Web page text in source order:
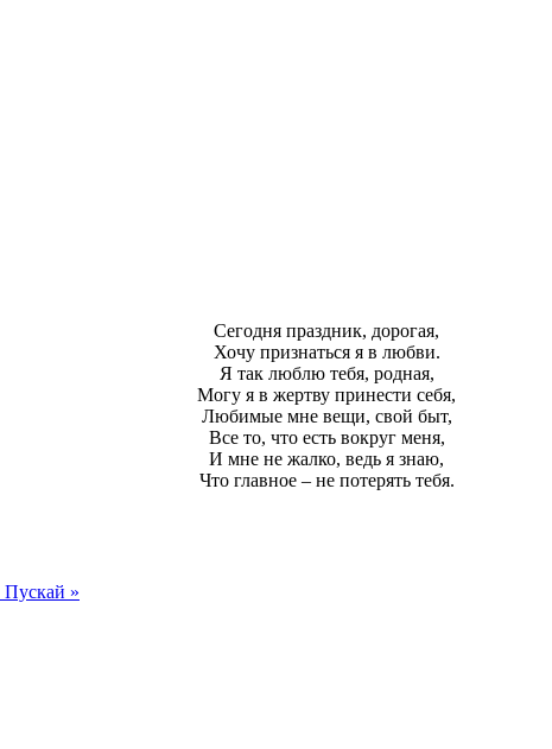
Сегодня праздник, дорогая,
Хочу признаться я в любви.
Я так люблю тебя, родная,
Могу я в жертву принести себя,
Любимые мне вещи, свой быт,
Все то, что есть вокруг меня,
И мне не жалко, ведь я знаю,
Что главное – не потерять тебя.
Пускай »